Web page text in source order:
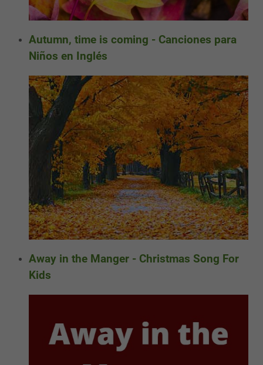
Autumn, time is coming - Canciones para
Niños en Inglés
Away in the Manger - Christmas Song For
Kids